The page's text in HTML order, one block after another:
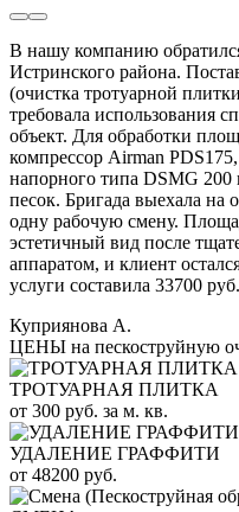
В нашу компанию
Истринского района.
(очистка тротуарной
требовала использования
объект. Для обработки
компрессор Airman
напорного типа DSMG
песок. Бригада выехала на
одну рабочую смену.
эстетичный вид после
аппаратом, и клиент
услуги составила 33700
Куприянова А.
ЦЕНЫ на пескоструйную
ТРОТУАРНАЯ ПЛИТКА
от 300 руб. за м. кв.
УДАЛЕНИЕ ГРАФФИТИ
от 48200 руб.